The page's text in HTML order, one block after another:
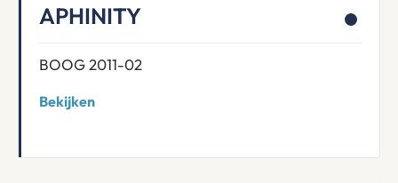
APHINITY
BOOG 2011-02
Bekijken